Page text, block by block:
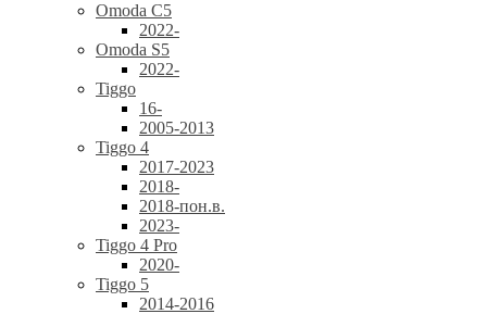
Omoda C5
2022-
Omoda S5
2022-
Tiggo
16-
2005-2013
Tiggo 4
2017-2023
2018-
2018-пон.в.
2023-
Tiggo 4 Pro
2020-
Tiggo 5
2014-2016